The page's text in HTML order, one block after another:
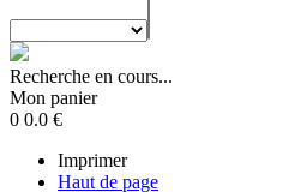
Recherche en cours...
Mon panier
0 0.0 €
Imprimer
Haut de page